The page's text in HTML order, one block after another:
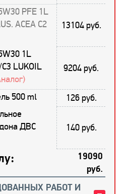
PFE 1L
ACEA C2
13104 руб.
1L
С3 LUKOIL
9204 руб.
500 ml
126 руб.
ДВС
140 руб.
19090
руб.
РАБОТ И